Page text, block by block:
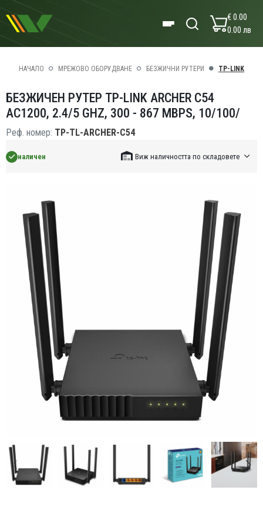
€ 0.00
0.00 лв
НАЧАЛО МРЕЖОВО ОБОРУДВАНЕ БЕЗЖИЧНИ РУТЕРИ TP-LINK
БЕЗЖИЧЕН РУТЕР TP-LINK ARCHER C54
AC1200, 2.4/5 GHZ, 300 - 867 MBPS, 10/100/
Реф. номер: TP-TL-ARCHER-C54
наличен Виж наличността по складовете